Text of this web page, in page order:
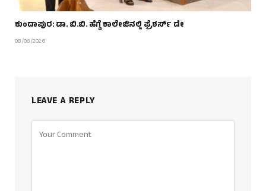
ಕುಂದಾಪುರ: ಡಾ. ಬಿ.ಬಿ. ಹೆಗ್ಡೆ ಕಾಲೇಜಿನಲ್ಲಿ ಫ್ರೆಶರ್ಸ್ ಡೇ
08/08/2026
LEAVE A REPLY